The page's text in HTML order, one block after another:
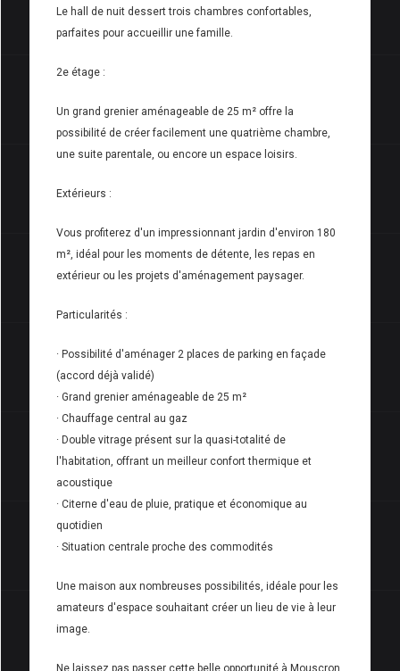
Le hall de nuit dessert trois chambres confortables,
parfaites pour accueillir une famille.
2e étage :
Un grand grenier aménageable de 25 m² offre la
possibilité de créer facilement une quatrième chambre,
une suite parentale, ou encore un espace loisirs.
Extérieurs :
Vous profiterez d'un impressionnant jardin d'environ 180
m², idéal pour les moments de détente, les repas en
extérieur ou les projets d'aménagement paysager.
Particularités :
· Possibilité d'aménager 2 places de parking en façade
(accord déjà validé)
· Grand grenier aménageable de 25 m²
· Chauffage central au gaz
· Double vitrage présent sur la quasi-totalité de
l'habitation, offrant un meilleur confort thermique et
acoustique
· Citerne d'eau de pluie, pratique et économique au
quotidien
· Situation centrale proche des commodités
Une maison aux nombreuses possibilités, idéale pour les
amateurs d'espace souhaitant créer un lieu de vie à leur
image.
Ne laissez pas passer cette belle opportunité à Mouscron